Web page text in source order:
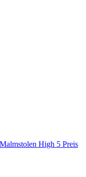
Malmstolen High 5 Preis